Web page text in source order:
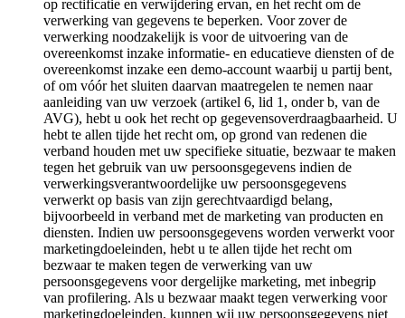
op rectificatie en verwijdering ervan, en het recht om de
verwerking van gegevens te beperken. Voor zover de
verwerking noodzakelijk is voor de uitvoering van de
overeenkomst inzake informatie- en educatieve diensten of de
overeenkomst inzake een demo-account waarbij u partij bent,
of om vóór het sluiten daarvan maatregelen te nemen naar
aanleiding van uw verzoek (artikel 6, lid 1, onder b, van de
AVG), hebt u ook het recht op gegevensoverdraagbaarheid. U
hebt te allen tijde het recht om, op grond van redenen die
verband houden met uw specifieke situatie, bezwaar te maken
tegen het gebruik van uw persoonsgegevens indien de
verwerkingsverantwoordelijke uw persoonsgegevens
verwerkt op basis van zijn gerechtvaardigd belang,
bijvoorbeeld in verband met de marketing van producten en
diensten. Indien uw persoonsgegevens worden verwerkt voor
marketingdoeleinden, hebt u te allen tijde het recht om
bezwaar te maken tegen de verwerking van uw
persoonsgegevens voor dergelijke marketing, met inbegrip
van profilering. Als u bezwaar maakt tegen verwerking voor
marketingdoeleinden, kunnen wij uw persoonsgegevens niet